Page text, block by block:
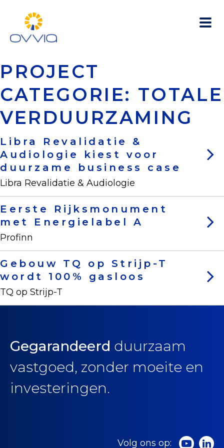
DIENSTEN
GRP
INSPIRATIE
OVER OVVIA
CONTACT
PROJECT
CATEGORIE: TOTALE
VERDUUR­ZAMING
Libra Revalidatie &
Audiologie kiest voor
duurzame business case
Libra Revalidatie & Audiologie
Eerste Rijksmonument
met Energielabel A
Profinn
Gebouw TQ op Strijp-T
wordt 100% gasloos
TQ op Strijp-T
Gegarandeerd duurzaam
vastgoed, zonder moeite en
investeringen.
Volg ons op: